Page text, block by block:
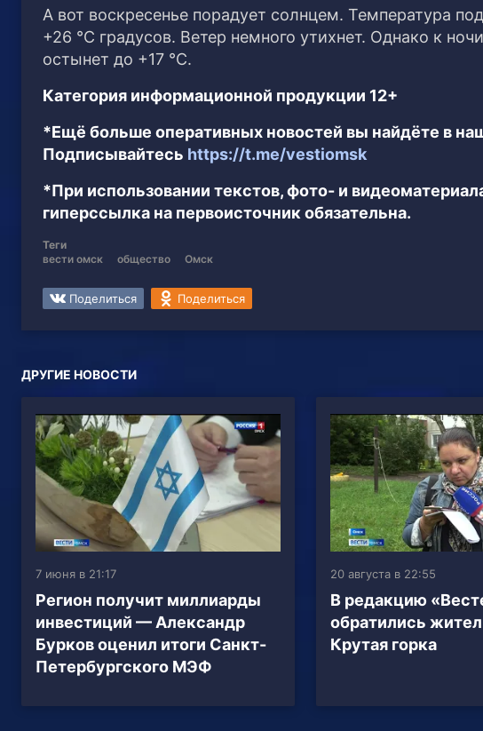
А вот воскресенье порадует солнцем. Температура
+26 °C градусов. Ветер немного утихнет. Однако к
остынет до +17 °C.
Категория информационной продукции 12+
*Ещё больше оперативных новостей вы найдёте в
Подписывайтесь https://t.me/vestiomsk
*При использовании текстов, фото- и
гиперссылка на первоисточник обязательна.
Теги
вести омск
общество Омск
Поделиться Поделиться
ДРУГИЕ НОВОСТИ
7 июня в 21:17
Регион получит миллиарды
инвестиций — Александр
Бурков оценил итоги Санкт-
Петербургского МЭФ
20 августа в 22:55
В редакцию
обратились
Крутая горка